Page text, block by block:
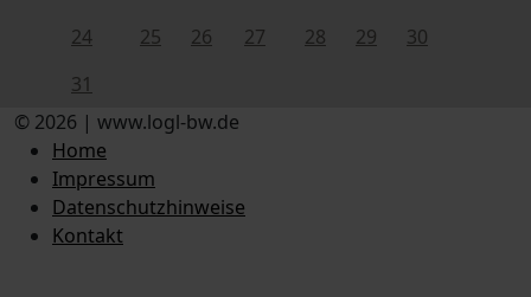
24
25 26 27 28 29
30
31
© 2026 | www.logl-bw.de
Home
Impressum
Datenschutzhinweise
Kontakt